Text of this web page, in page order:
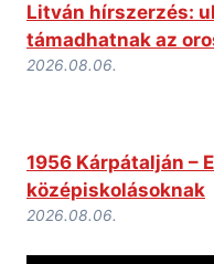
Litván hírszerzés:
támadhatnak az
2026.08.06.
1956 Kárpátalján –
középiskolásoknak
2026.08.06.